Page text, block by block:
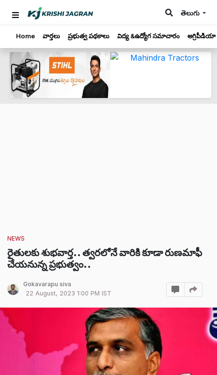
తెలుగు
Home వార్తలు ప్రభుత్వ పథకాలు విద్య &ఉద్యోగ సమాచారం అగ్రిపీడియా
NEWS
రైతులకు శుభవార్త.. త్వరలోనే వారికి కూడా రుణమాఫీ
చేయనున్న ప్రభుత్వం..
Gokavarapu siva
22 August, 2023 1:00 PM IST